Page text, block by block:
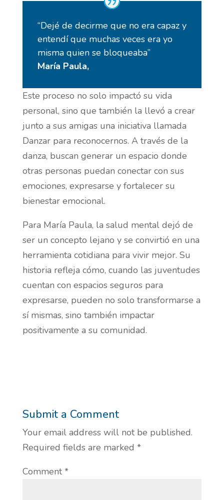
“Dejé de decirme que no era capaz y
entendí que muchas veces era yo
misma quien se bloqueaba”
María Paula,
Este proceso no solo impactó su vida
personal, sino que también la llevó a crear
junto a sus amigas una iniciativa llamada
Danzar para reconocernos. A través de la
danza, buscan generar un espacio donde
otras personas puedan conectar con sus
emociones, expresarse y fortalecer su
bienestar emocional.
Para María Paula, la salud mental dejó de
ser un concepto lejano y se convirtió en una
herramienta cotidiana para vivir mejor. Su
historia refleja cómo, cuando las juventudes
cuentan con espacios seguros para
expresarse, pueden no solo transformarse a
sí mismas, sino también impactar
positivamente a su comunidad.
Submit a Comment
Your email address will not be published.
Required fields are marked *
Comment*